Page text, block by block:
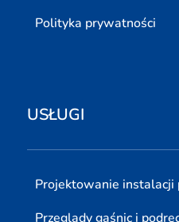
Polityka prywatności
USŁUGI
Projektowanie instalacji
Przeglądy gaśnic i